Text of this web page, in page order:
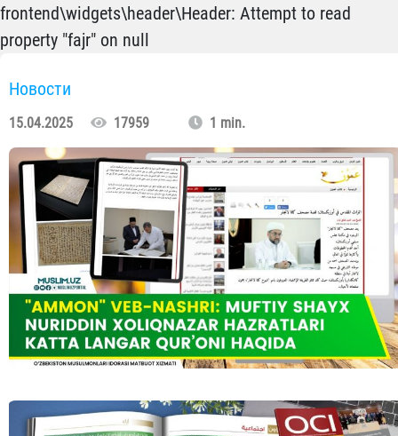
frontend\widgets\header\Header: Attempt to read
property "fajr" on null
Новости
15.04.2025 17959 1 min.